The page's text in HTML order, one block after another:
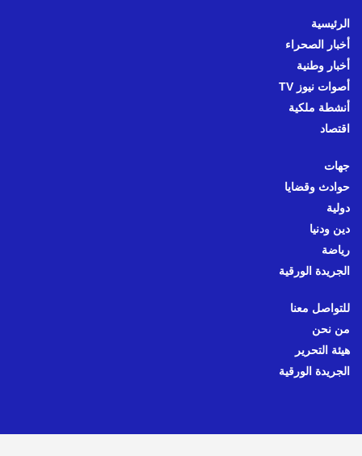
الرئيسية
أخبار الصحراء
أخبار وطنية
أصوات نيوز TV
أنشطة ملكية
اقتصاد
جهات
حوادث وقضايا
دولية
دين ودنيا
رياضة
الجريدة الورقية
للتواصل معنا
من نحن
هيئة التحرير
الجريدة الورقية